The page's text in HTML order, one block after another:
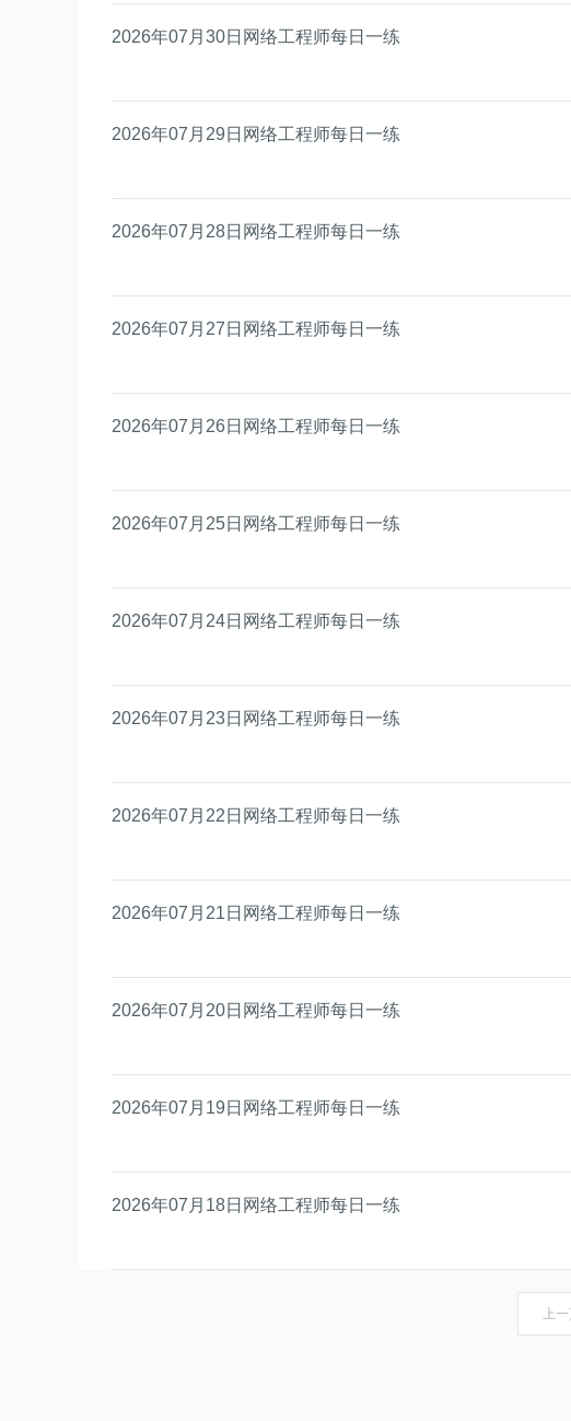
2026年07月30日网络工程师每日一练
2026年07月29日网络工程师每日一练
2026年07月28日网络工程师每日一练
2026年07月27日网络工程师每日一练
2026年07月26日网络工程师每日一练
2026年07月25日网络工程师每日一练
2026年07月24日网络工程师每日一练
2026年07月23日网络工程师每日一练
2026年07月22日网络工程师每日一练
2026年07月21日网络工程师每日一练
2026年07月20日网络工程师每日一练
2026年07月19日网络工程师每日一练
2026年07月18日网络工程师每日一练
上